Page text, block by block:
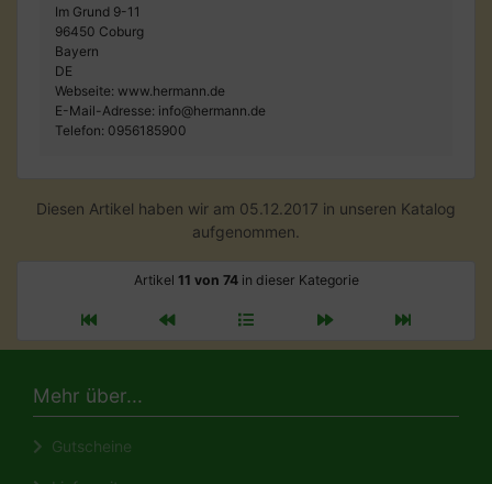
Im Grund 9-11
96450 Coburg
Bayern
DE
Webseite: www.hermann.de
E-Mail-Adresse: info@hermann.de
Telefon: 0956185900
Diesen Artikel haben wir am 05.12.2017 in unseren Katalog
aufgenommen.
Artikel 11 von 74in dieser Kategorie
Mehr über...
Gutscheine